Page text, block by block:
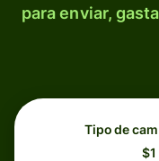
para enviar,
Tipo de
$1